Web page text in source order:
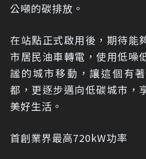
公噸的碳排放。
在站點正式啟用後，期待能
市居民油車轉電，使用低噪
謐的城市移動，讓這個有
都，更逐步邁向低碳城市，
美好生活。
首創業界最高720kW功率